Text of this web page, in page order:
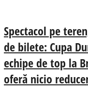
Spectacol pe
de bilete: Cupa
echipe de top la
oferă nicio